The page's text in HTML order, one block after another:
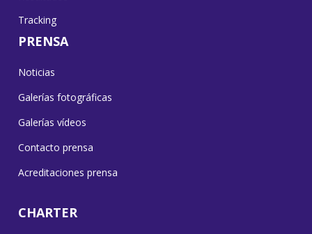
Tracking
PRENSA
Noticias
Galerías fotográficas
Galerías vídeos
Contacto prensa
Acreditaciones prensa
CHARTER